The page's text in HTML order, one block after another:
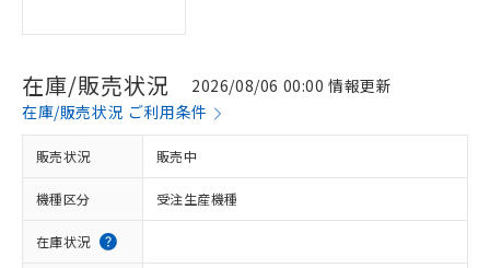
在庫/販売状況
2026/08/06 00:00 情報更新
在庫/販売状況 ご利用条件
販売状況 販売中
機種区分 受注生産機種
在庫状況